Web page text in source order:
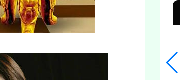
沪深300 4694.44